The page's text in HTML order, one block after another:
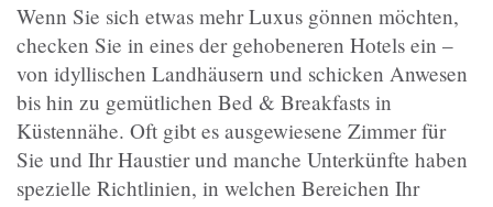
Wenn Sie sich etwas mehr Luxus gönnen möchten,
checken Sie in eines der gehobeneren Hotels ein –
von idyllischen Landhäusern und schicken Anwesen
bis hin zu gemütlichen Bed & Breakfasts in
Küstennähe. Oft gibt es ausgewiesene Zimmer für
Sie und Ihr Haustier und manche Unterkünfte haben
spezielle Richtlinien, in welchen Bereichen Ihr